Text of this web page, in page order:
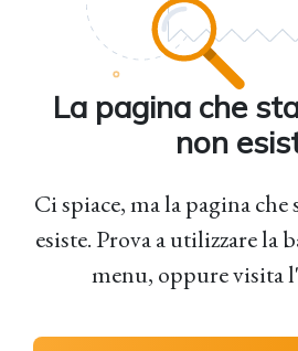
La pagina che
non
Ci spiace, ma la pagina
esiste. Prova a utilizzare la
menu, oppure visita